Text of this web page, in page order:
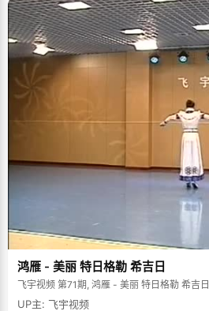
鸿雁 - 美丽 特日格勒 希吉日
飞宇视频 第71期, 鸿雁 - 美丽 特日格勒 希吉日
UP主: 飞宇视频